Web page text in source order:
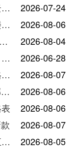
云烟小熊猫系列烟价格大全 最新云烟小熊猫图片报价
2026-07-24
黄鹤楼品道系列多少钱一盒 黄鹤楼品道系列香烟价格表图片
2026-08-06
云烟呼伦贝尔天之韵烟多少钱一盒中支价格
2026-08-04
黄山金皖细支玫瑰爆珠多少钱一包 黄山金皖细支玫瑰爆珠2025最新价格
2026-06-28
云烟属于什么档次 云烟全部烟价格表大全
2026-08-07
金圣香烟价格以及图片2025年全部价格
2026-08-06
2026-08-06
2026-08-07
南京九五至尊多少钱一包 南京九五至尊价格及图片
2026-08-05